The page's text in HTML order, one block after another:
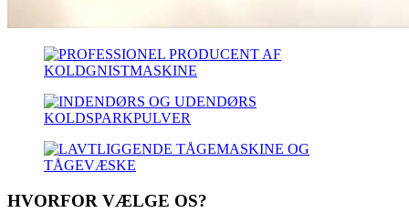
HVORFOR VÆLGE OS?